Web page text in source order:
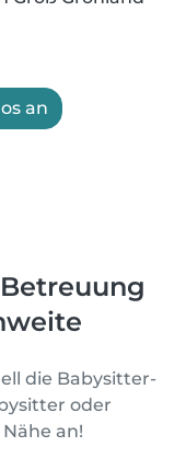
an
die Babysitter-
oder
an!